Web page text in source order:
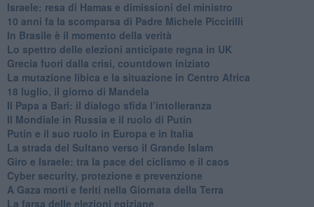
Israele: resa di Hamas e dimissioni del ministro
10 anni fa la scomparsa di Padre Michele Piccirilli
In Brasile è il momento della verità
Lo spettro delle elezioni anticipate regna in UK
Grecia fuori dalla crisi, countdown iniziato
La mutazione libica e la situazione in Centro Africa
18 luglio, il giorno di Mandela
Il Papa a Bari: il dialogo sfida l’intolleranza
Il Mondiale in Russia e il ruolo di Putin
Putin e il suo ruolo in Europa e in Italia
La strada del Sultano verso il Grande Islam
Giro e Israele: tra la pace del ciclismo e il caos
Cyber security, protezione e prevenzione
A Gaza morti e feriti nella Giornata della Terra
La farsa delle elezioni egiziane